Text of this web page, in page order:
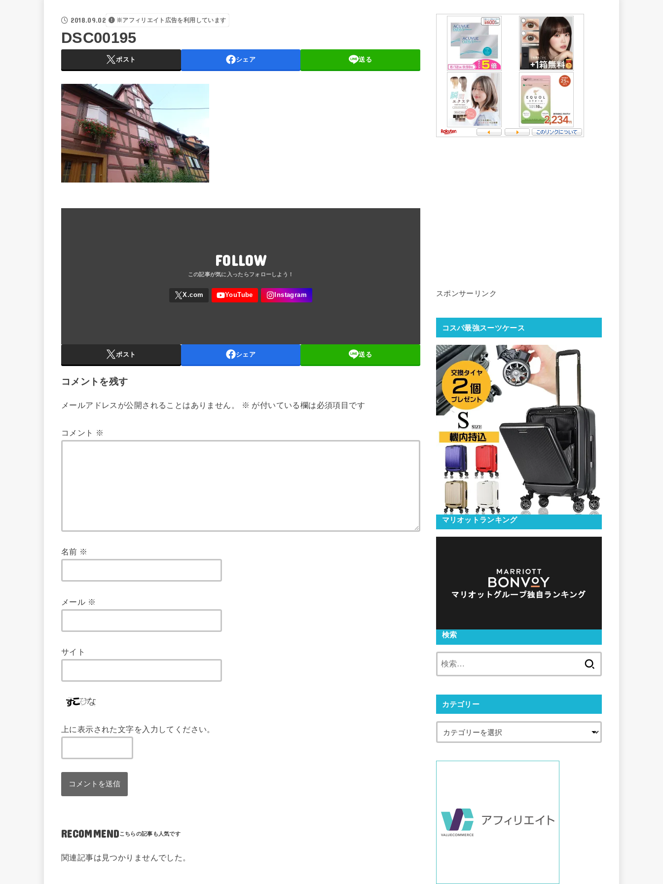
2018.09.02 ※アフィリエイト広告を利用しています
DSC00195
ポスト シェア 送る
FOLLOW
ポスト シェア 送る
コメントを残す
メールアドレスが公開されることはありません。 ※ が付いている欄は必須項目です
コメント ※
名前 ※
メール ※
サイト
上に表示された文字を入力してください。
RECOMMEND
関連記事は見つかりませんでした。
スポンサーリンク
コスパ最強スーツケース
マリオットランキング
検索
カテゴリー